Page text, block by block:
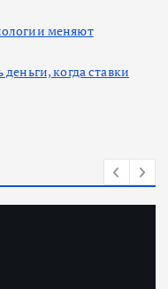
меняют
когда ставки